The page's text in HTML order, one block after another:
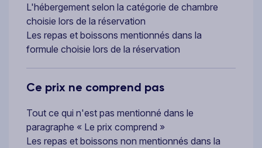
L'hébergement selon la catégorie de chambre
choisie lors de la réservation
Les repas et boissons mentionnés dans la
formule choisie lors de la réservation
Ce prix ne comprend pas
Tout ce qui n'est pas mentionné dans le
paragraphe « Le prix comprend »
Les repas et boissons non mentionnés dans la